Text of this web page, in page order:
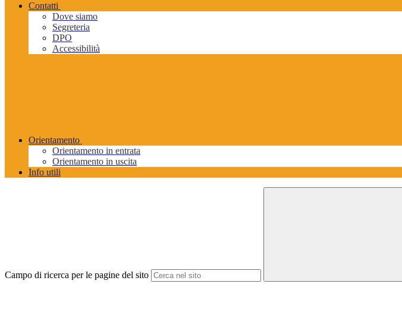
Contatti
Dove siamo
Segreteria
DPO
Accessibilità
Orientamento
Orientamento in entrata
Orientamento in uscita
Info utili
Campo di ricerca per le pagine del sito